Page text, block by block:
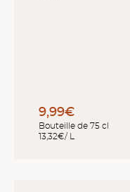
9,99€
Bouteille de 75 cl
13,32€/ L